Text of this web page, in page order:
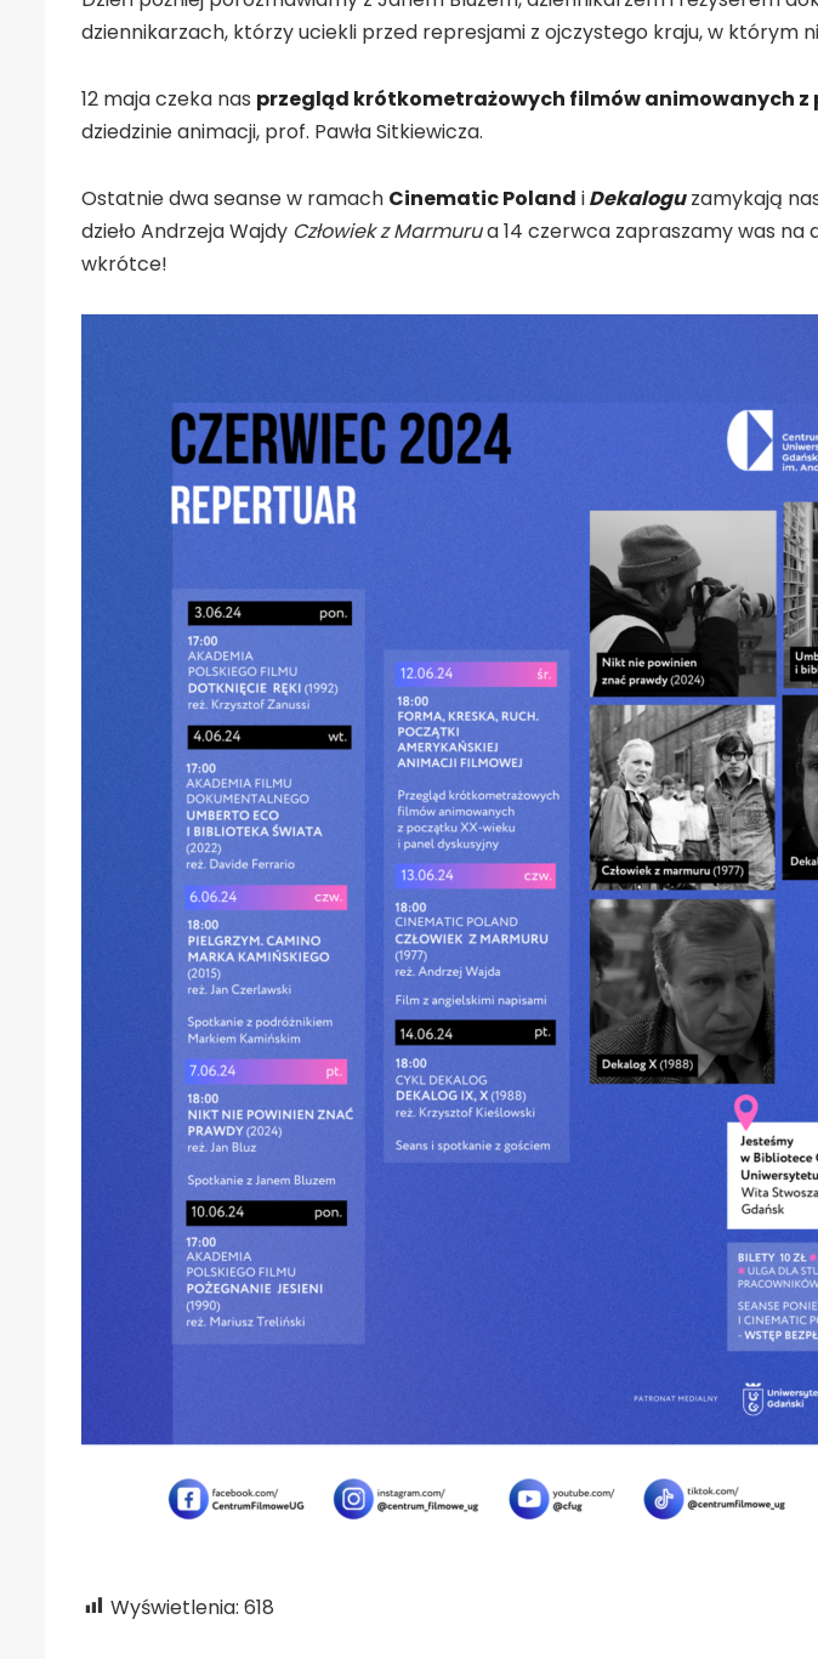
dziennikarzach, którzy uciekli przed represjami z ojczystego kraju, w którym
12 maja czeka nas przegląd krótkometrażowych filmów animowanych z
dziedzinie animacji, prof. Pawła Sitkiewicza.
Ostatnie dwa seanse w ramach Cinematic Poland iDekaloguzamykają
dzieło Andrzeja Wajdy Człowiek z Marmurua 14 czerwca zapraszamy was na
wkrótce!
Wyświetlenia: 618